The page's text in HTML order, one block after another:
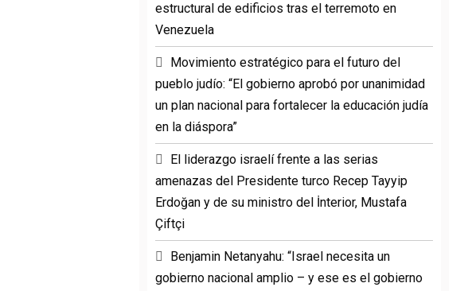
estructural de edificios tras el terremoto en
Venezuela
Movimiento estratégico para el futuro del
pueblo judío: “El gobierno aprobó por unanimidad
un plan nacional para fortalecer la educación judía
en la diáspora”
El liderazgo israelí frente a las serias
amenazas del Presidente turco Recep Tayyip
Erdoğan y de su ministro del İnterior, Mustafa
Çiftçi
Benjamin Netanyahu: “Israel necesita un
gobierno nacional amplio – y ese es el gobierno